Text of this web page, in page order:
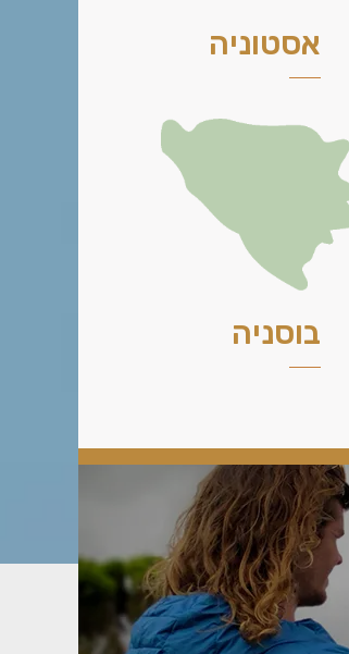
אסטוניה
בוסניה